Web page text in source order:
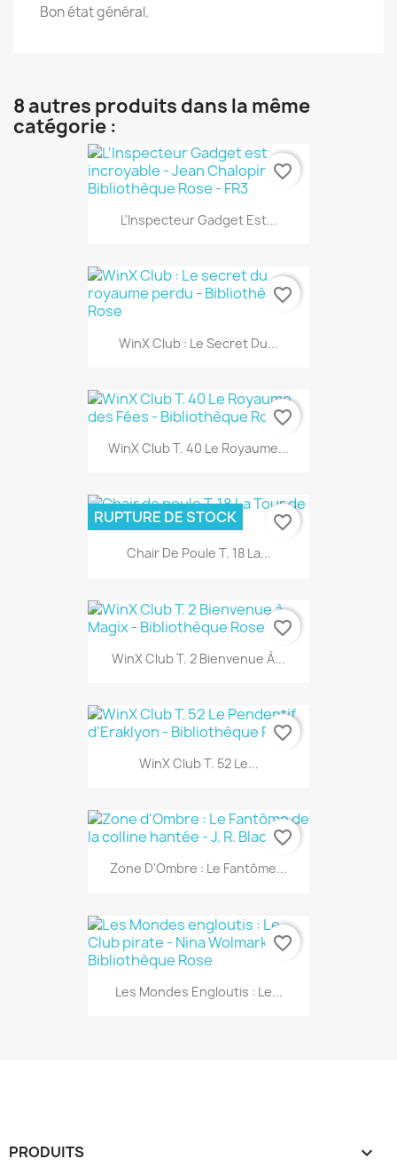
Bon état général.
8 autres produits dans la même
catégorie :
L'Inspecteur Gadget Est...
favorite_border
WinX Club : Le Secret Du...
favorite_border
WinX Club T. 40 Le Royaume...
favorite_border
Chair De Poule T. 18 La...
RUPTURE DE STOCK favorite_border
WinX Club T. 2 Bienvenue À...
favorite_border
WinX Club T. 52 Le...
favorite_border
Zone D'Ombre : Le Fantôme...
favorite_border
Les Mondes Engloutis : Le...
favorite_border
PRODUITS 